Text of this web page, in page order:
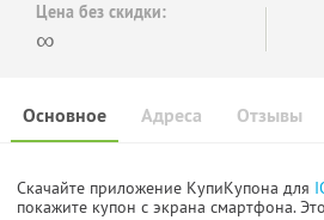
Цена без скидки:
∞
Основное Отзывы
Адреса
Скачайте приложение КупиКупона для
покажите купон с экрана смартфона.